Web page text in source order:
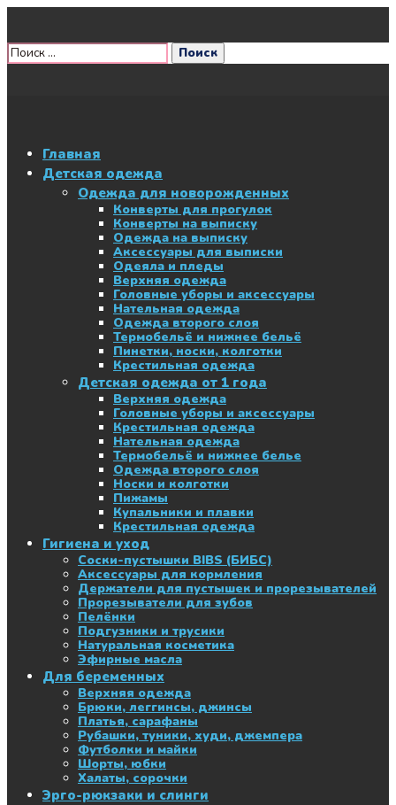
Главная
Детская одежда
Одежда для новорожденных
Конверты для прогулок
Конверты на выписку
Одежда на выписку
Аксессуары для выписки
Одеяла и пледы
Верхняя одежда
Головные уборы и аксессуары
Нательная одежда
Одежда второго слоя
Термобельё и нижнее бельё
Пинетки, носки, колготки
Крестильная одежда
Детская одежда от 1 года
Верхняя одежда
Головные уборы и аксессуары
Крестильная одежда
Нательная одежда
Термобельё и нижнее белье
Одежда второго слоя
Носки и колготки
Пижамы
Купальники и плавки
Крестильная одежда
Гигиена и уход
Соски-пустышки BIBS (БИБС)
Аксессуары для кормления
Держатели для пустышек и прорезывателей
Прорезыватели для зубов
Пелёнки
Подгузники и трусики
Натуральная косметика
Эфирные масла
Для беременных
Верхняя одежда
Брюки, леггинсы, джинсы
Платья, сарафаны
Рубашки, туники, худи, джемпера
Футболки и майки
Шорты, юбки
Халаты, сорочки
Эрго-рюкзаки и слинги